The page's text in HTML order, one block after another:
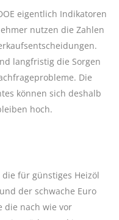
eigentlich Indikatoren
nutzen die Zahlen
langfristig die Sorgen
Die
können sich deshalb
hoch.
für günstiges Heizöl
der schwache Euro
die nach wie vor